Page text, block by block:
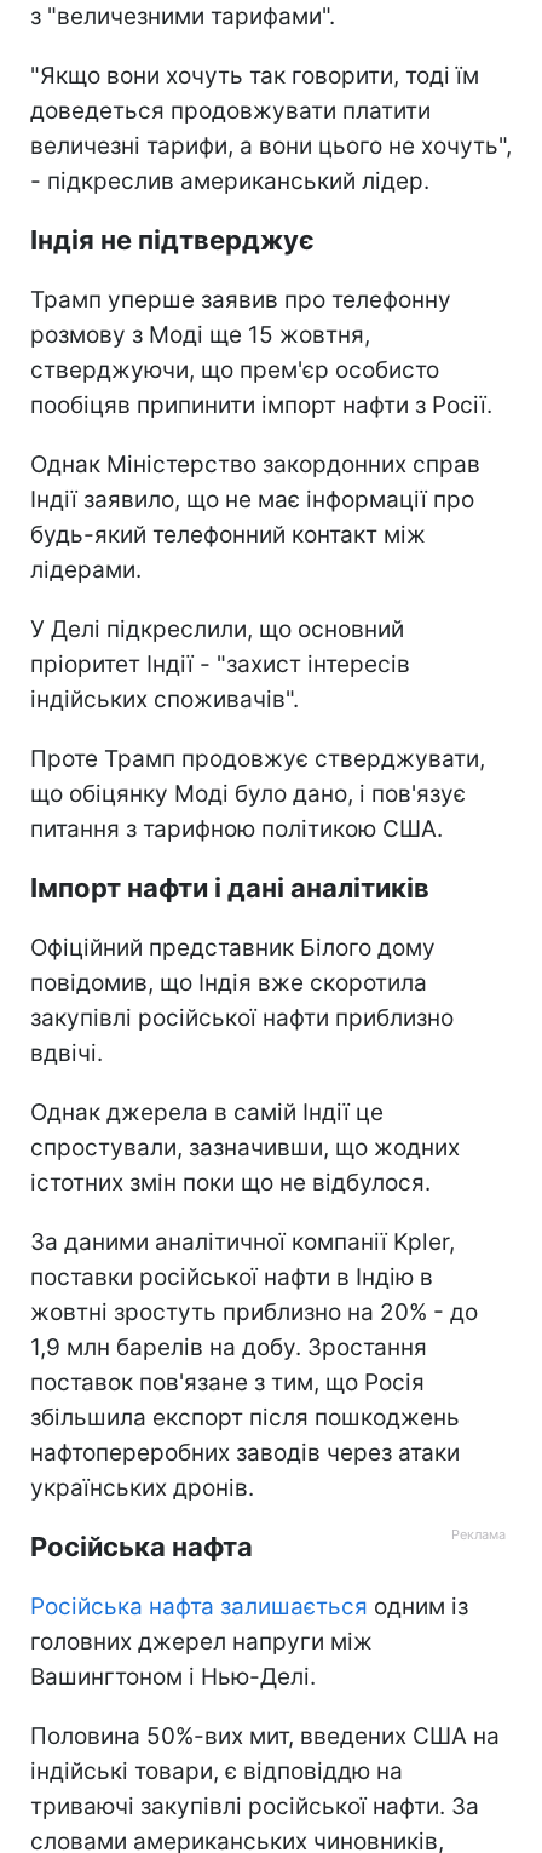
з "величезними тарифами".
"Якщо вони хочуть так говорити, тоді їм
доведеться продовжувати платити
величезні тарифи, а вони цього не хочуть",
- підкреслив американський лідер.
Індія не підтверджує
Трамп уперше заявив про телефонну
розмову з Моді ще 15 жовтня,
стверджуючи, що прем'єр особисто
пообіцяв припинити імпорт нафти з Росії.
Однак Міністерство закордонних справ
Індії заявило, що не має інформації про
будь-який телефонний контакт між
лідерами.
У Делі підкреслили, що основний
пріоритет Індії - "захист інтересів
індійських споживачів".
Проте Трамп продовжує стверджувати,
що обіцянку Моді було дано, і пов'язує
питання з тарифною політикою США.
Імпорт нафти і дані аналітиків
Офіційний представник Білого дому
повідомив, що Індія вже скоротила
закупівлі російської нафти приблизно
вдвічі.
Однак джерела в самій Індії це
спростували, зазначивши, що жодних
істотних змін поки що не відбулося.
За даними аналітичної компанії Kpler,
поставки російської нафти в Індію в
жовтні зростуть приблизно на 20% - до
1,9 млн барелів на добу. Зростання
поставок пов'язане з тим, що Росія
збільшила експорт після пошкоджень
нафтопереробних заводів через атаки
українських дронів.
Російська нафта
Російська нафта залишається одним із
головних джерел напруги між
Вашингтоном і Нью-Делі.
Половина 50%-вих мит, введених США на
індійські товари, є відповіддю на
триваючі закупівлі російської нафти. За
словами американських чиновників,